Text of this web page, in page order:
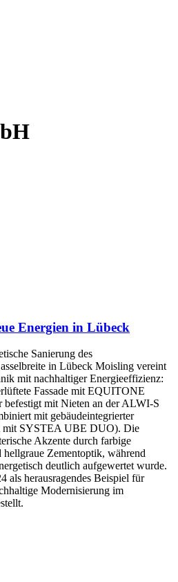
Energien in Lübeck
Sanierung des
in Lübeck Moisling vereint
mit nachhaltiger Energieeffizienz:
Fassade mit EQUITONE
befestigt mit Nieten an der ALWI-S
mit gebäudeintegrierter
mit SYSTEA UBE DUO). Die
Akzente durch farbige
Zementoptik, während
deutlich aufgewertet wurde.
als herausragendes Beispiel für
Modernisierung im